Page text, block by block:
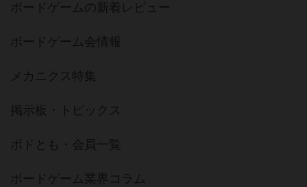
ボードゲームの新着レビュー
ボードゲーム会情報
メカニクス特集
掲示板・トピックス
ボドとも・会員一覧
ボードゲーム業界コラム